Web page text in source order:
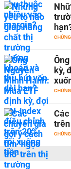
kỳ,
Các